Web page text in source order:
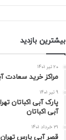
بیشترین بازدید
20 تیر 1401
مراکز خرید سعادت‌
9 تیر 1401
پارک آبی اکباتان
آبی اکباتان
31 خرداد 1401
قصر آبی پارس تهران